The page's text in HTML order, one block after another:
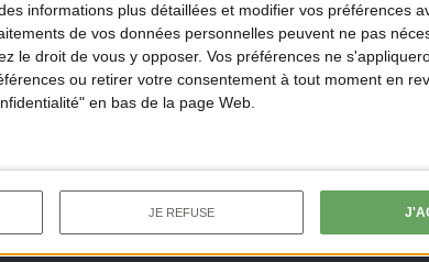
informations plus détaillées et modifier vos préférences
de vos données personnelles peuvent ne pas
le droit de vous y opposer. Vos préférences ne
ou retirer votre consentement à tout moment en
en bas de la page Web.
JE REFUSE